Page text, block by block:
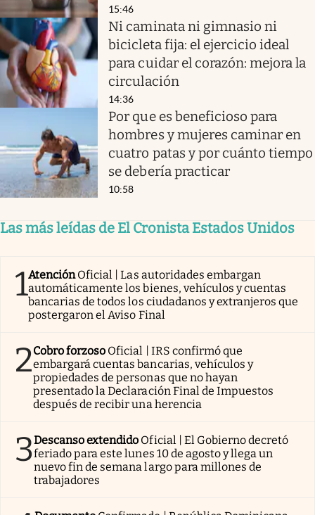
15:46
Ni caminata ni gimnasio ni
bicicleta fija: el ejercicio ideal
para cuidar el corazón: mejora la
circulación
14:36
Por que es beneficioso para
hombres y mujeres caminar en
cuatro patas y por cuánto tiempo
se debería practicar
10:58
Las más leídas de El Cronista Estados Unidos
1AtenciónOficial | Las autoridades embargan
automáticamente los bienes, vehículos y cuentas
bancarias de todos los ciudadanos y extranjeros que
postergaron el Aviso Final
2Cobro forzoso Oficial | IRS confirmó que
embargará cuentas bancarias, vehículos y
propiedades de personas que no hayan
presentado la Declaración Final de Impuestos
después de recibir una herencia
3Descanso extendido Oficial | El Gobierno decretó
feriado para este lunes 10 de agosto y llega un
nuevo fin de semana largo para millones de
trabajadores